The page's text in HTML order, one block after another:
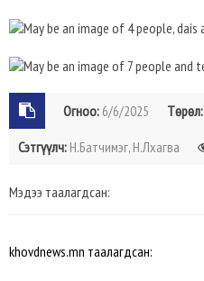
Огноо: 6/6/2025 Төрөл:
Сэтгүүлч: Н.Батчимэг, Н.Лхагва
Мэдээ таалагдсан:
khovdnews.mn таалагдсан: